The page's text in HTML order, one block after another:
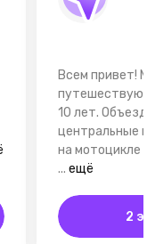
Всем привет!
путешествую
10 лет.
центральные
на мотоцикле
... ещё
2